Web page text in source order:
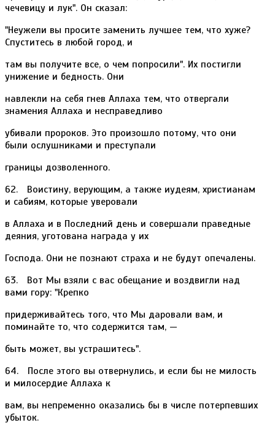
чечевицу и лук". Он сказал:
"Неужели вы просите заменить лучшее тем, что хуже?
Спуститесь в любой город, и
там вы получите все, о чем попросили". Их постигли
унижение и бедность. Они
навлекли на себя гнев Аллаха тем, что отвергали
знамения Аллаха и несправедливо
убивали пророков. Это произошло потому, что они
были ослушниками и преступали
границы дозволенного.
62. Воистину, верующим, а также иудеям, христианам
и сабиям, которые уверовали
в Аллаха и в Последний день и совершали праведные
деяния, уготована награда у их
Господа. Они не познают страха и не будут опечалены.
63. Вот Мы взяли с вас обещание и воздвигли над
вами гору: "Крепко
придерживайтесь того, что Мы даровали вам, и
поминайте то, что содержится там, —
быть может, вы устрашитесь".
64. После этого вы отвернулись, и если бы не милость
и милосердие Аллаха к
вам, вы непременно оказались бы в числе потерпевших
убыток.